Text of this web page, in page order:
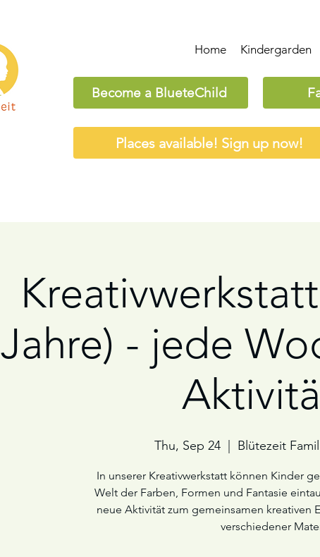
Home Kindergarden
Become a BlueteChild
Places available! Sign up now!
Jahre) - jede
Thu, Sep 24
  |
Blütezeit
In unserer Kreativwerkstatt können Kinder
Welt der Farben, Formen und Fantasie
neue Aktivität zum gemeinsamen kreativen
verschiedener